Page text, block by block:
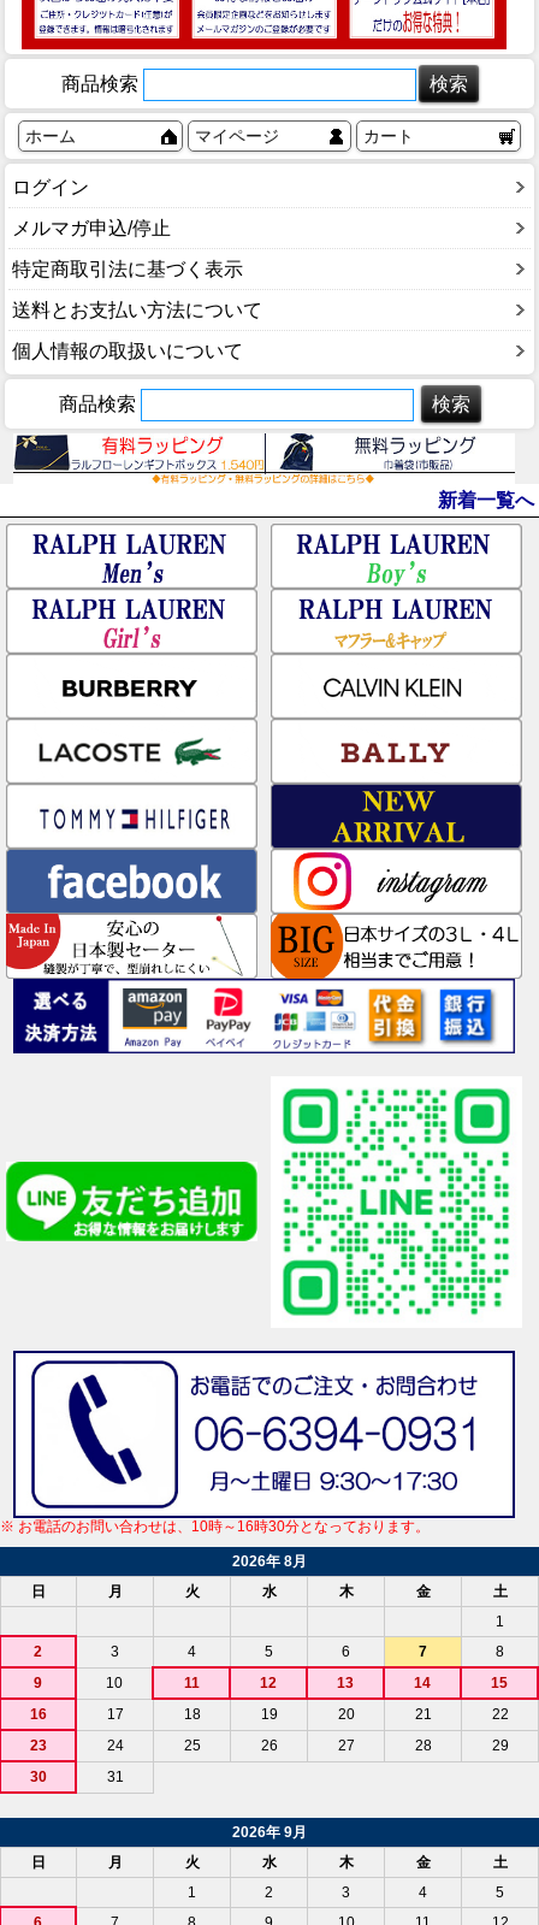
商品検索
ホーム マイページ カート
ログイン
メルマガ申込/停止
特定商取引法に基づく表示
送料とお支払い方法について
個人情報の取扱いについて
商品検索
新着一覧へ
※ お電話のお問い合わせは、10時～16時30分となっております。
2026年 8月
日
月 火 水 木 金
土
1
2
3 4 5 6 7
8
9
10 11 12 13 14
15
16
17 18 19 20 21
22
23
24 25 26 27 28
29
30
31
2026年 9月
日
月 火 水 木 金
土
1
2 3 4
5